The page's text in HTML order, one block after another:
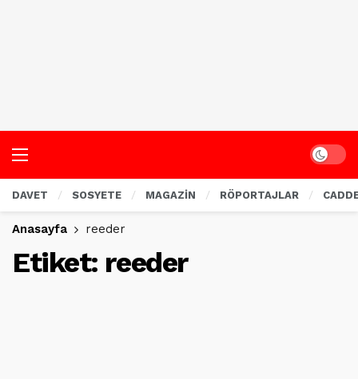
Dark
DAVET SOSYETE MAGAZİN RÖPORTAJLAR
Anasayfa reeder
Etiket: reeder